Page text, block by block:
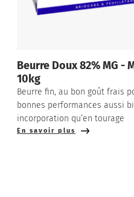
Beurre Doux 82% MG -
10kg
Beurre fin, au bon goût frais
bonnes performances aussi
incorporation qu’en tourage
En savoir plus